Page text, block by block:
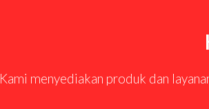
Kami menyediakan produk dan